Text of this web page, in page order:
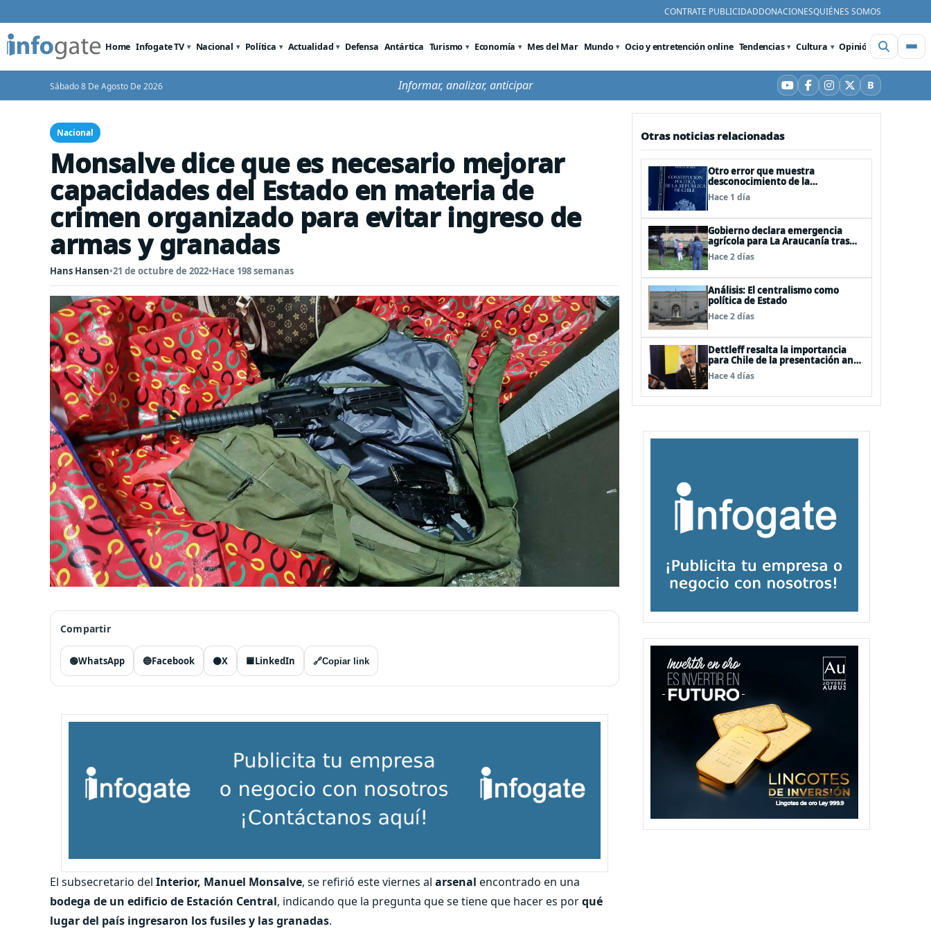
CONTRATE PUBLICIDADDONACIONESQUIÉNES SOMOS
Home Infogate TV Nacional Política Actualidad Defensa Antártica Turismo Economía Mes del Mar Mundo Ocio y entretención online Tendencias Cultura Opinión Videos
Sábado 8 De Agosto De 2026 Informar, analizar, anticipar YouTube
Facebook
Instagram
X BBluesky
Nacional
Monsalve dice que es necesario mejorar
capacidades del Estado en materia de
crimen organizado para evitar ingreso de
armas y granadas
Hans Hansen•21 de octubre de 2022•Hace 198 semanas
Compartir
🟢WhatsApp 🔵Facebook ⚫X 🟦LinkedIn 🔗Copiar link
El subsecretario del Interior, Manuel Monsalve, se refirió este viernes al arsenal encontrado en una
bodega de un edificio de Estación Central, indicando que la pregunta que se tiene que hacer es porqué
lugar del país ingresaron los fusiles y las granadas.
Otras noticias relacionadas
Otro error que muestra
desconocimiento de la
Constitución: Artículo 1 consagra
resguardar la seguridad nacional y
Hace 1 día
Gobierno declara emergencia
agrícola para La Araucanía tras
desastres por pasos de sistemas
frontales
Hace 2 días
Análisis: El centralismo como
política de Estado
Hace 2 días
Dettleff resalta la importancia
para Chile de la presentación ante
la ONU de la Plataforma
Continental Extendida del
Hace 4 días